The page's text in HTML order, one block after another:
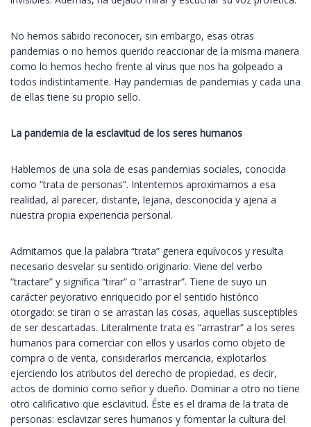
No hemos sabido reconocer, sin embargo, esas otras
pandemias o no hemos querido reaccionar de la misma manera
como lo hemos hecho frente al virus que nos ha golpeado a
todos indistintamente. Hay pandemias de pandemias y cada una
de ellas tiene su propio sello.
La pandemia de la esclavitud de los seres humanos
Hablemos de una sola de esas pandemias sociales, conocida
como “trata de personas”. Intentemos aproximarnos a esa
realidad, al parecer, distante, lejana, desconocida y ajena a
nuestra propia experiencia personal.
Admitamos que la palabra “trata” genera equívocos y resulta
necesario desvelar su sentido originario. Viene del verbo
“tractare” y significa “tirar” o “arrastrar”. Tiene de suyo un
carácter peyorativo enriquecido por el sentido histórico
otorgado: se tiran o se arrastan las cosas, aquellas susceptibles
de ser descartadas. Literalmente trata es “arrastrar” a los seres
humanos para comerciar con ellos y usarlos como objeto de
compra o de venta, considerarlos mercancia, explotarlos
ejerciendo los atributos del derecho de propiedad, es decir,
actos de dominio como señor y dueño. Dominar a otro no tiene
otro calificativo que esclavitud. Éste es el drama de la trata de
personas: esclavizar seres humanos y fomentar la cultura del